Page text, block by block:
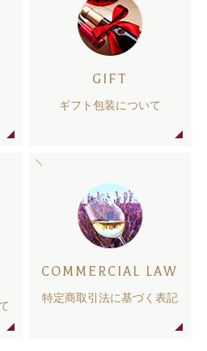
GIFT
ギフト包装について
COMMERCIAL LAW
特定商取引法に基づく表記